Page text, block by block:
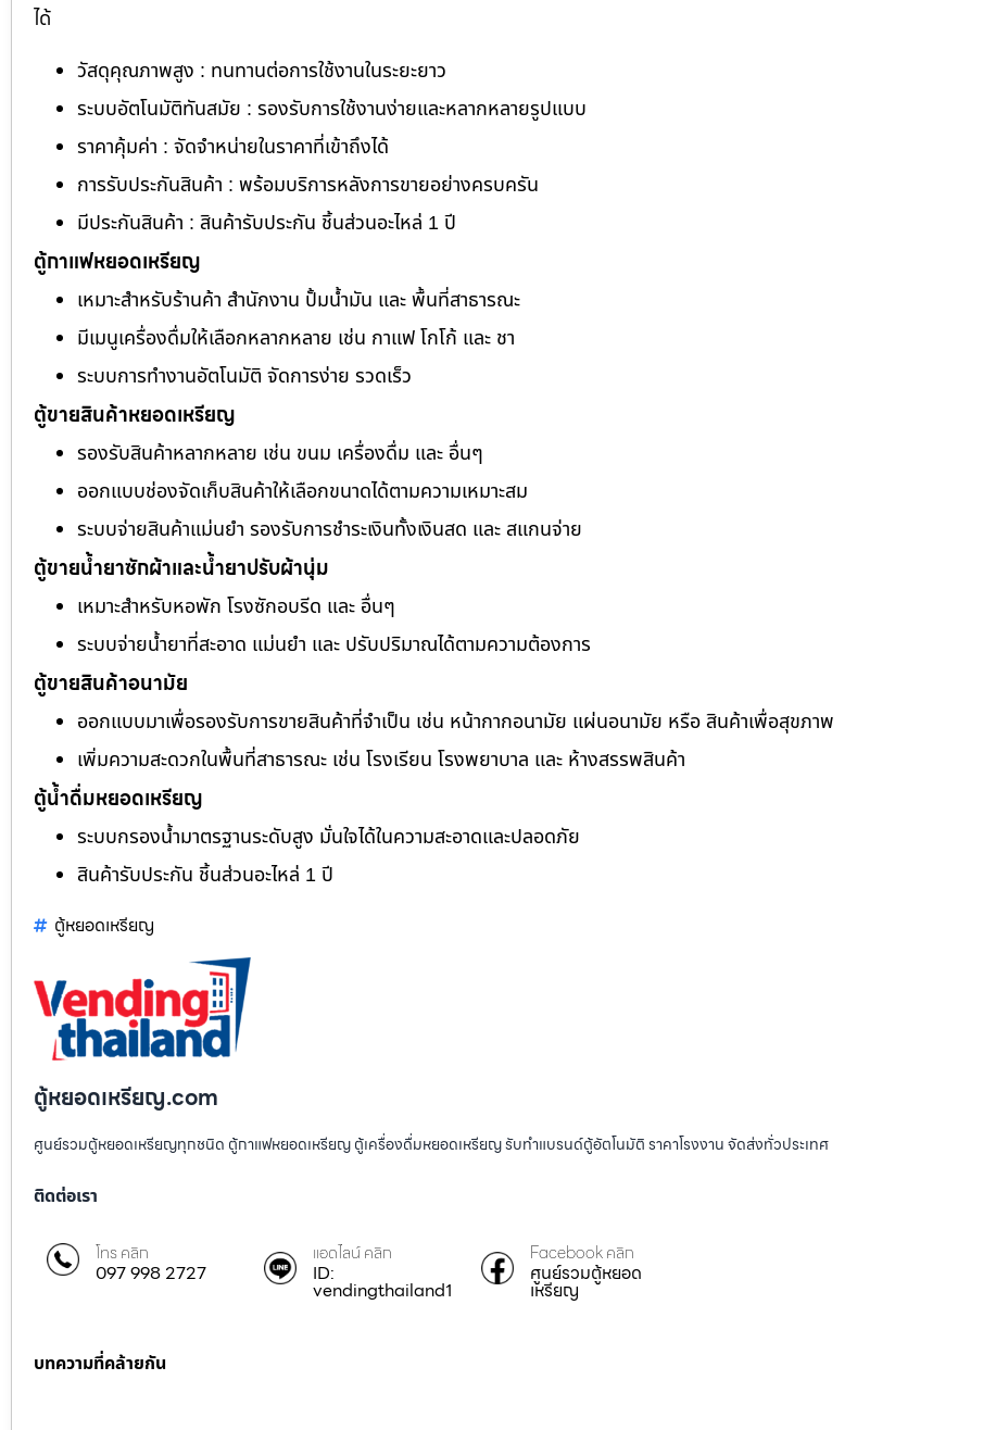
ได้
วัสดุคุณภาพสูง : ทนทานต่อการใช้งานในระยะยาว
ระบบอัตโนมัติทันสมัย : รองรับการใช้งานง่ายและหลากหลายรูปแบบ
ราคาคุ้มค่า : จัดจำหน่ายในราคาที่เข้าถึงได้
การรับประกันสินค้า : พร้อมบริการหลังการขายอย่างครบครัน
มีประกันสินค้า : สินค้ารับประกัน ชิ้นส่วนอะไหล่ 1 ปี
ตู้กาแฟหยอดเหรียญ
เหมาะสำหรับร้านค้า สำนักงาน ปั้มน้ำมัน และ พื้นที่สาธารณะ
มีเมนูเครื่องดื่มให้เลือกหลากหลาย เช่น กาแฟ โกโก้ และ ชา
ระบบการทำงานอัตโนมัติ จัดการง่าย รวดเร็ว
ตู้ขายสินค้าหยอดเหรียญ
รองรับสินค้าหลากหลาย เช่น ขนม เครื่องดื่ม และ อื่นๆ
ออกแบบช่องจัดเก็บสินค้าให้เลือกขนาดได้ตามความเหมาะสม
ระบบจ่ายสินค้าแม่นยำ รองรับการชำระเงินทั้งเงินสด และ สแกนจ่าย
ตู้ขายน้ำยาซักผ้าและน้ำยาปรับผ้านุ่ม
เหมาะสำหรับหอพัก โรงซักอบรีด และ อื่นๆ
ระบบจ่ายน้ำยาที่สะอาด แม่นยำ และ ปรับปริมาณได้ตามความต้องการ
ตู้ขายสินค้าอนามัย
ออกแบบมาเพื่อรองรับการขายสินค้าที่จำเป็น เช่น หน้ากากอนามัย แผ่นอนามัย หรือ สินค้าเพื่อสุขภาพ
เพิ่มความสะดวกในพื้นที่สาธารณะ เช่น โรงเรียน โรงพยาบาล และ ห้างสรรพสินค้า
ตู้น้ำดื่มหยอดเหรียญ
ระบบกรองน้ำมาตรฐานระดับสูง มั่นใจได้ในความสะอาดและปลอดภัย
สินค้ารับประกัน ชิ้นส่วนอะไหล่ 1 ปี
ตู้หยอดเหรียญ
ตู้หยอดเหรียญ.com
ศูนย์รวมตู้หยอดเหรียญทุกชนิด ตู้กาแฟหยอดเหรียญ ตู้เครื่องดื่มหยอดเหรียญ รับทำแบรนด์ตู้อัตโนมัติ ราคาโรงงาน จัดส่งทั่วประเทศ
ติดต่อเรา
โทร คลิก
097 998 2727
แอดไลน์ คลิก
ID:
vendingthailand1
Facebook คลิก
ศูนย์รวมตู้หยอด
เหรียญ
บทความที่คล้ายกัน